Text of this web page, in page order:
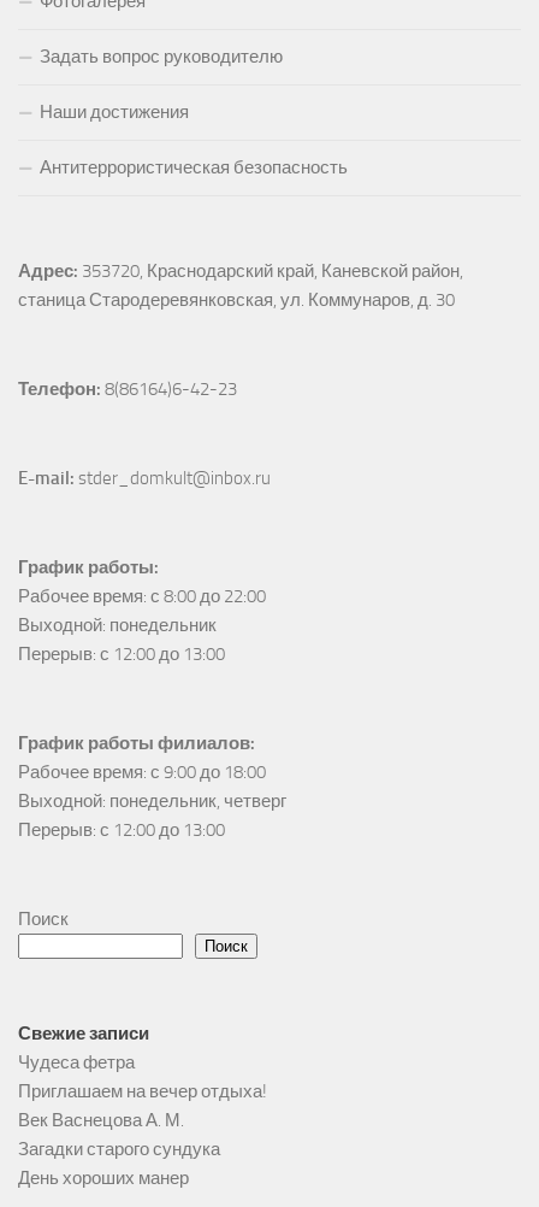
Задать вопрос руководителю
Наши достижения
Антитеррористическая безопасность
Адрес: 353720, Краснодарский край, Каневской район,
станица Стародеревянковская, ул. Коммунаров, д. 30
Телефон: 8(86164)6-42-23
E-mail: stder_domkult@inbox.ru
График работы:
Рабочее время: с 8:00 до 22:00
Выходной: понедельник
Перерыв: с 12:00 до 13:00
График работы филиалов:
Рабочее время: с 9:00 до 18:00
Выходной: понедельник, четверг
Перерыв: с 12:00 до 13:00
Поиск
Поиск
Свежие записи
Чудеса фетра
Приглашаем на вечер отдыха!
Век Васнецова А. М.
Загадки старого сундука
День хороших манер